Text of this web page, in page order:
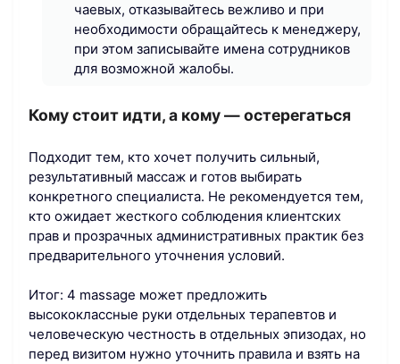
чаевых, отказывайтесь вежливо и при
необходимости обращайтесь к менеджеру,
при этом записывайте имена сотрудников
для возможной жалобы.
Кому стоит идти, а кому — остерегаться
Подходит тем, кто хочет получить сильный,
результативный массаж и готов выбирать
конкретного специалиста. Не рекомендуется тем,
кто ожидает жесткого соблюдения клиентских
прав и прозрачных административных практик без
предварительного уточнения условий.
Итог: 4 massage может предложить
высококлассные руки отдельных терапевтов и
человеческую честность в отдельных эпизодах, но
перед визитом нужно уточнить правила и взять на